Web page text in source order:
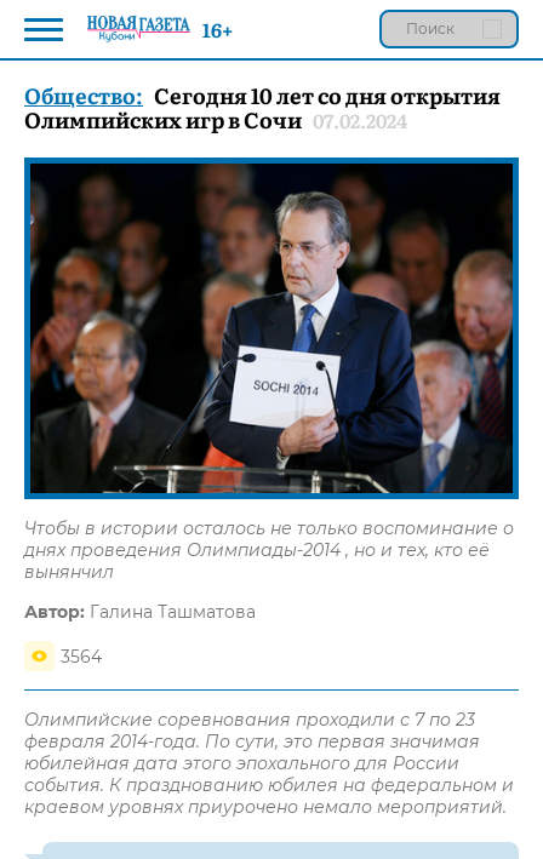
Общество: Сегодня 10 лет со дня открытия
Олимпийских игр в Сочи 07.02.2024
Чтобы в истории осталось не только воспоминание о
днях проведения Олимпиады-2014 , но и тех, кто её
вынянчил
Автор: Галина Ташматова
3564
Олимпийские соревнования проходили с 7 по 23
февраля 2014-года. По сути, это первая значимая
юбилейная дата этого эпохального для России
события. К празднованию юбилея на федеральном и
краевом уровнях приурочено немало мероприятий.
16+